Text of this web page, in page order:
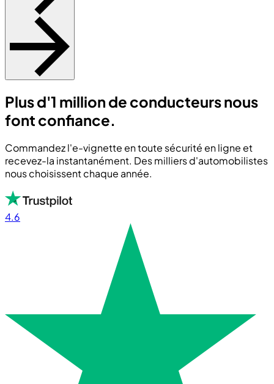
Plus d'1 million de conducteurs nous
font confiance.
Commandez l'e-vignette en toute sécurité en ligne et
recevez-la instantanément. Des milliers d'automobilistes
nous choisissent chaque année.
4.6